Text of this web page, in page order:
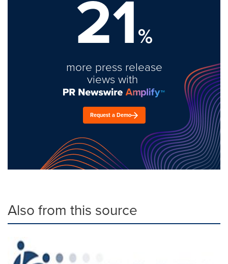
21%
more press release
views with
Request a Demo
Also from this source